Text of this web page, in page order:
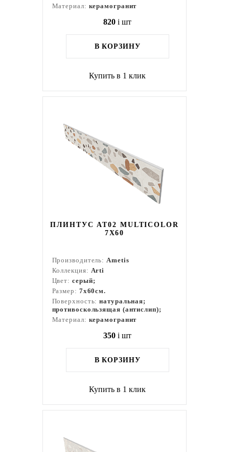
Материал: керамогранит
820 i шт
В КОРЗИНУ
Купить в 1 клик
ПЛИНТУС AT02 MULTICOLOR
7X60
Производитель:Ametis
Коллекция: Arti
Цвет: серый;
Размер: 7x60см.
Поверхность:натуральная;
противоскользящая (антислип);
Материал: керамогранит
350 i шт
В КОРЗИНУ
Купить в 1 клик